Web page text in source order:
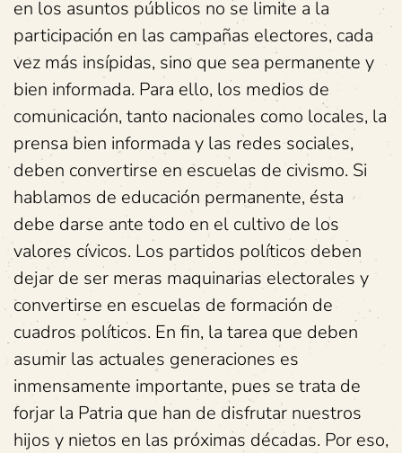
en los asuntos públicos no se limite a la
participación en las campañas electores, cada
vez más insípidas, sino que sea permanente y
bien informada. Para ello, los medios de
comunicación, tanto nacionales como locales, la
prensa bien informada y las redes sociales,
deben convertirse en escuelas de civismo. Si
hablamos de educación permanente, ésta
debe darse ante todo en el cultivo de los
valores cívicos. Los partidos políticos deben
dejar de ser meras maquinarias electorales y
convertirse en escuelas de formación de
cuadros políticos. En fin, la tarea que deben
asumir las actuales generaciones es
inmensamente importante, pues se trata de
forjar la Patria que han de disfrutar nuestros
hijos y nietos en las próximas décadas. Por eso,